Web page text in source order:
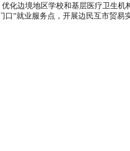
化边境地区学校和基层医疗卫生
”就业服务点，开展边民互市贸易